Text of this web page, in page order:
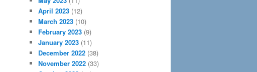
April 2023 (12)
March 2023 (10)
February 2023 (9)
January 2023 (11)
December 2022 (38)
November 2022 (33)